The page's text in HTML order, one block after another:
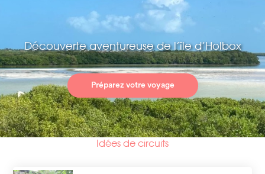
Découverte aventureuse de l’île d’Holbox
Préparez votre voyage
Idées de circuits